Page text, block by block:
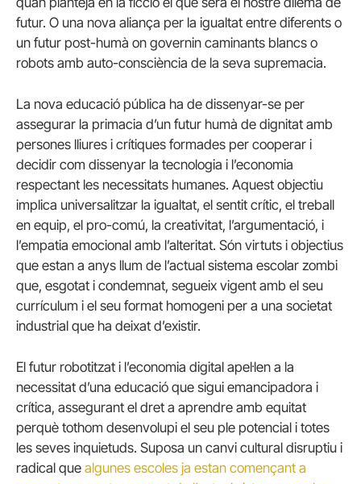
futur. O una nova aliança per la igualtat entre diferents o
un futur post-humà on governin caminants blancs o
robots amb auto-consciència de la seva supremacia.
La nova educació pública ha de dissenyar-se per
assegurar la primacia d’un futur humà de dignitat amb
persones lliures i crítiques formades per cooperar i
decidir com dissenyar la tecnologia i l’economia
respectant les necessitats humanes. Aquest objectiu
implica universalitzar la igualtat, el sentit crític, el treball
en equip, el pro-comú, la creativitat, l’argumentació, i
l’empatia emocional amb l’alteritat. Són virtuts i objectius
que estan a anys llum de l’actual sistema escolar zombi
que, esgotat i condemnat, segueix vigent amb el seu
currículum i el seu format homogeni per a una societat
industrial que ha deixat d’existir.
El futur robotitzat i l’economia digital apel·len a la
necessitat d’una educació que sigui emancipadora i
crítica, assegurant el dret a aprendre amb equitat
perquè tothom desenvolupi el seu ple potencial i totes
les seves inquietuds. Suposa un canvi cultural disruptiu i
radical que algunes escoles ja estan començant a